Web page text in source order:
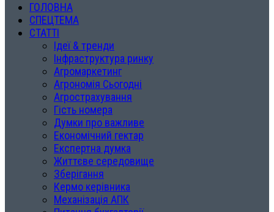
ГОЛОВНА
СПЕЦТЕМА
СТАТТІ
Ідеї & тренди
Інфраструктура ринку
Агромаркетинг
Агрономія Сьогодні
Агрострахування
Гість номера
Думки про важливе
Економічний гектар
Експертна думка
Життєве середовище
Зберігання
Кермо керівника
Механізація АПК